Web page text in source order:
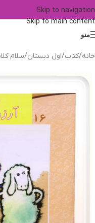
Skip to navigation
Skip to main content
منو
خانه/کتاب/اول دبستان/سلام